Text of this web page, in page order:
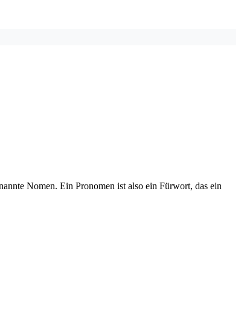
Nomen. Ein Pronomen ist also ein Fürwort, das ein